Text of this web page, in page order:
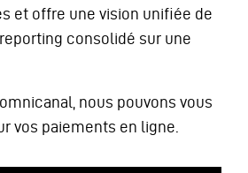
et offre une vision unifiée de
consolidé sur une
nous pouvons vous
vos paiements en ligne.